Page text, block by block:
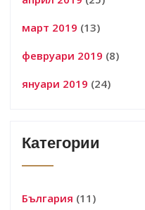
март 2019 (13)
февруари 2019 (8)
януари 2019 (24)
Категории
България (11)